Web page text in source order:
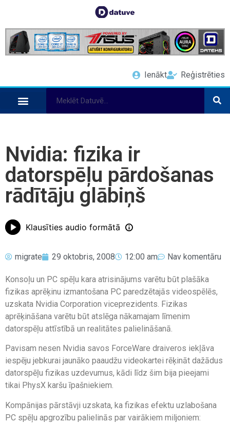
Ienākt Reģistrēties
Nvidia: fizika ir
datorspēļu pārdošanas
rādītāju glābiņš
Klausīties audio formātā
migrate 29 oktobris, 2008 12:00 am Nav komentāru
Konsoļu un PC spēļu kara atrisinājums varētu būt plašāka
fizikas aprēķinu izmantošana PC paredzētajās videospēlēs,
uzskata Nvidia Corporation viceprezidents. Fizikas
aprēķināšana varētu būt atslēga nākamajam līmenim
datorspēļu attīstībā un realitātes palielināšanā.
Pavisam nesen Nvidia savos ForceWare draiveros iekļāva
iespēju jebkurai jaunāko paaudžu videokartei rēķināt dažādus
datorspēļu fizikas uzdevumus, kādi līdz šim bija pieejami
tikai PhysX karšu īpašniekiem.
Kompānijas pārstāvji uzskata, ka fizikas efektu uzlabošana
PC spēļu apgrozību palielinās par vairākiem miljoniem: